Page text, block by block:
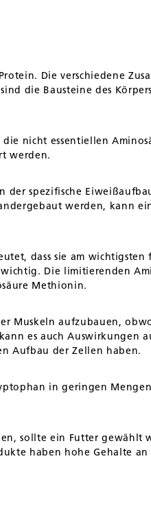
Die verschiedene
die Bausteine des
nicht essentiellen
werden.
der spezifische
werden, kann
dass sie am wichtigsten
Die limitierenden
Methionin.
Muskeln aufzubauen,
es auch Auswirkungen
Aufbau der Zellen haben.
in geringen
sollte ein Futter gewählt
haben hohe Gehalte an